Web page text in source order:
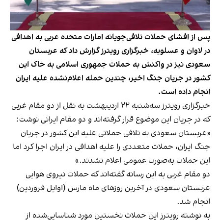
پس از افشای حملات تلافی‌جویانه امارات متحده عربی به اهدافی
در لاوان و عسلویه، خبرگزاری رویترز گزارش داد که عربستان
سعودی نیز در واکنش به حملات جمهوری اسلامی به خاک این
کشور در جریان جنگ اخیر، چندین حمله اعلام‌نشده علیه ایران
انجام داده است.
خبرگزاری رویترز سه‌شنبه ۲۲ اردیبهشت به نقل از دو مقام غربی
که در جریان این موضوع قرار گرفته‌اند و دو مقام ایرانی نوشت:
«عربستان سعودی به تلافی حملاتی علیه این کشور در جریان
جنگ ایران، حملات متعددی را علیه اهدافی در ایران اجرا کرد اما
این حملات به‌صورت عمومی اعلام نشدند.»
دو مقام غربی به این رسانه گفته‌اند که حملات نیروی هوایی
عربستان سعودی در آخرین روزهای ماه مارس (اوایل فروردین)
انجام شد.
به نوشته رویترز این حملات نخستین مورد شناسایی‌شده از